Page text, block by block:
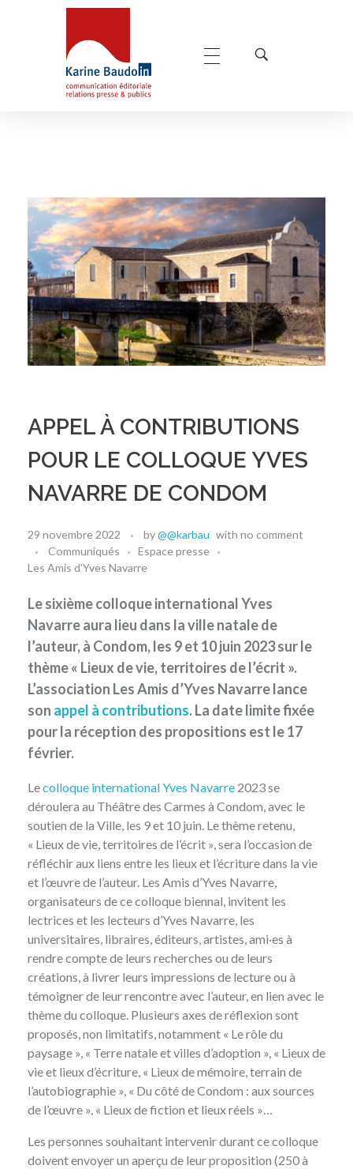
APPEL À CONTRIBUTIONS
POUR LE COLLOQUE YVES
NAVARRE DE CONDOM
29 novembre 2022 by@@karbau with no comment
Communiqués
Espace presse
Les Amis d'Yves Navarre
Le sixième colloque international Yves
Navarre aura lieu dans la ville natale de
l’auteur, à Condom, les 9 et 10 juin 2023 sur le
thème « Lieux de vie, territoires de l’écrit ».
L’association Les Amis d’Yves Navarre lance
son appel à contributions. La date limite fixée
pour la réception des propositions est le 17
février.
Lecolloque international Yves Navarre 2023 se
déroulera au Théâtre des Carmes à Condom, avec le
soutien de la Ville, les 9 et 10 juin. Le thème retenu,
« Lieux de vie, territoires de l’écrit », sera l’occasion de
réfléchir aux liens entre les lieux et l’écriture dans la vie
et l’œuvre de l’auteur. Les Amis d’Yves Navarre,
organisateurs de ce colloque biennal, invitent les
lectrices et les lecteurs d’Yves Navarre, les
universitaires, libraires, éditeurs, artistes, ami·es à
rendre compte de leurs recherches ou de leurs
créations, à livrer leurs impressions de lecture ou à
témoigner de leur rencontre avec l’auteur, en lien avec le
thème du colloque. Plusieurs axes de réflexion sont
proposés, non limitatifs, notamment « Le rôle du
paysage », « Terre natale et villes d’adoption », « Lieux de
vie et lieux d’écriture, « Lieux de mémoire, terrain de
l’autobiographie », « Du côté de Condom : aux sources
de l’œuvre », « Lieux de fiction et lieux réels »…
Les personnes souhaitant intervenir durant ce colloque
doivent envoyer un aperçu de leur proposition (250 à